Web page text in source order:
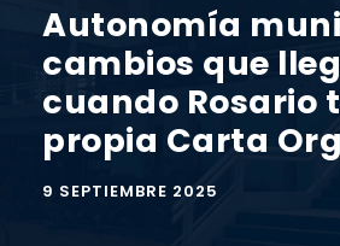
Autonomía
cambios que
cuando Rosario
propia Carta
9 SEPTIEMBRE 2025